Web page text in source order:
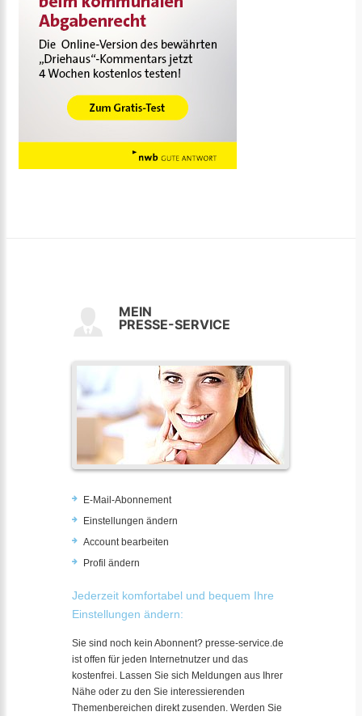
MEIN
PRESSE-SERVICE
E-Mail-Abonnement
Einstellungen ändern
Account bearbeiten
Profil ändern
Jederzeit komfortabel und bequem Ihre
Einstellungen ändern:
Sie sind noch kein Abonnent? presse-service.de
ist offen für jeden Internetnutzer und das
kostenfrei. Lassen Sie sich Meldungen aus Ihrer
Nähe oder zu den Sie interessierenden
Themenbereichen direkt zusenden. Werden Sie